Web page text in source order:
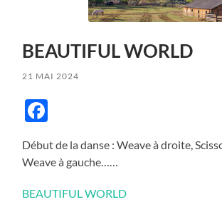
BEAUTIFUL WORLD
21 MAI 2024
Début de la danse : Weave à droite,
Weave à gauche……
BEAUTIFUL WORLD